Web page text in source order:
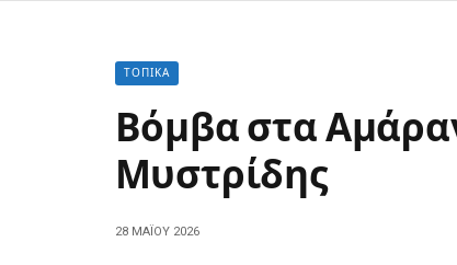
ΤΟΠΙΚΆ
Βόμβα στα
Μυστρίδης
28 ΜΑΪ́ΟΥ 2026